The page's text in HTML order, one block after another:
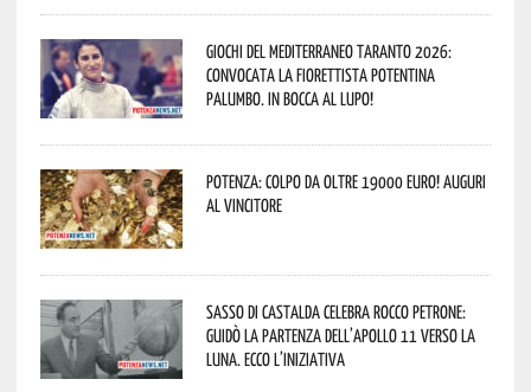
Giochi del Mediterraneo Taranto 2026:
convocata la fiorettista potentina
Palumbo. In bocca al lupo!
Potenza: colpo da oltre 19000 Euro! Auguri
al vincitore
Sasso di Castalda celebra Rocco Petrone:
guidò la partenza dell’Apollo 11 verso la
Luna. Ecco l’iniziativa